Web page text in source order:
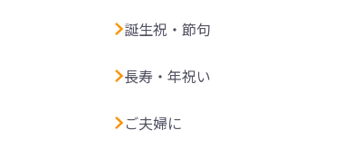
誕生祝・節句
長寿・年祝い
ご夫婦に